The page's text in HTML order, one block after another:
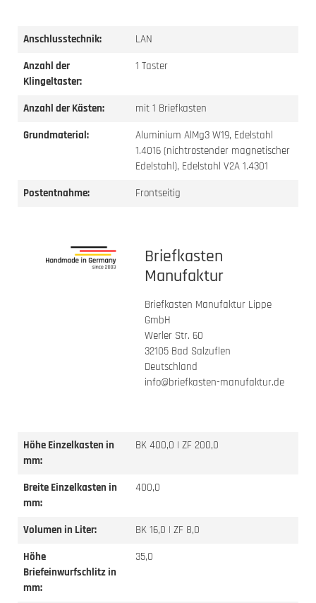
Anschlusstechnik:
LAN
Anzahl der
Klingeltaster:
1 Taster
Anzahl der Kästen:
mit 1 Briefkasten
Grundmaterial:
Aluminium AlMg3 W19, Edelstahl
1.4016 (nichtrostender magnetischer
Edelstahl), Edelstahl V2A 1.4301
Postentnahme:
Frontseitig
Briefkasten
Manufaktur
Briefkasten Manufaktur Lippe
GmbH
Werler Str. 60
32105 Bad Salzuflen
Deutschland
info@briefkasten-manufaktur.de
Höhe Einzelkasten in
mm:
BK 400,0 | ZF 200,0
Breite Einzelkasten in
mm:
400,0
Volumen in Liter:
BK 16,0 | ZF 8,0
Höhe
Briefeinwurfschlitz in
mm:
35,0